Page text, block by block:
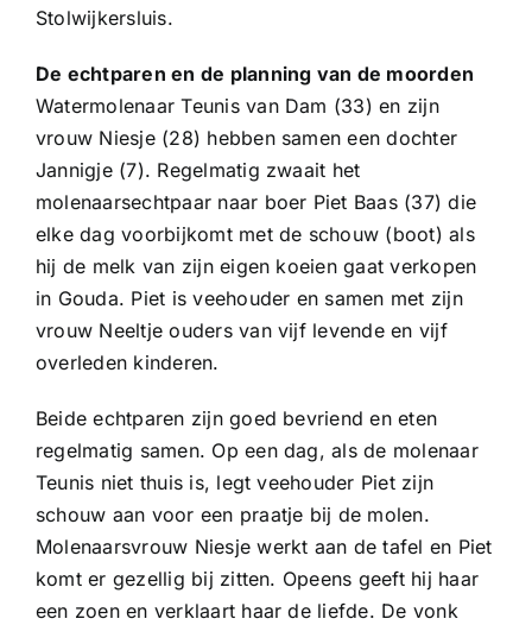
Stolwijkersluis.
De echtparen en de planning van de moorden
Watermolenaar Teunis van Dam (33) en zijn
vrouw Niesje (28) hebben samen een dochter
Jannigje (7). Regelmatig zwaait het
molenaarsechtpaar naar boer Piet Baas (37) die
elke dag voorbijkomt met de schouw (boot) als
hij de melk van zijn eigen koeien gaat verkopen
in Gouda. Piet is veehouder en samen met zijn
vrouw Neeltje ouders van vijf levende en vijf
overleden kinderen.
Beide echtparen zijn goed bevriend en eten
regelmatig samen. Op een dag, als de molenaar
Teunis niet thuis is, legt veehouder Piet zijn
schouw aan voor een praatje bij de molen.
Molenaarsvrouw Niesje werkt aan de tafel en Piet
komt er gezellig bij zitten. Opeens geeft hij haar
een zoen en verklaart haar de liefde. De vonk